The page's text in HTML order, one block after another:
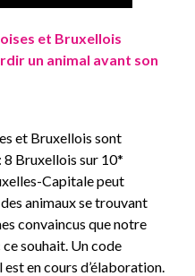
et Bruxellois
un animal avant son
et Bruxellois sont
8 Bruxellois sur 10*
Capitale peut
animaux se trouvant
convaincus que notre
souhait. Un code
en cours d’élaboration.